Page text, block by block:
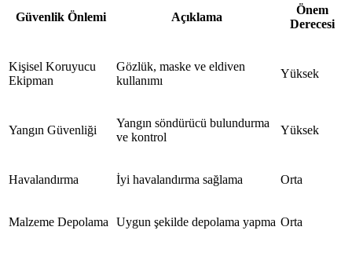
Güvenlik Önlemi Açıklama
Önem
Derecesi
Kişisel Koruyucu
Ekipman
Gözlük, maske ve eldiven
kullanımı
Yüksek
Yangın Güvenliği
Yangın söndürücü bulundurma
ve kontrol
Yüksek
Havalandırma İyi havalandırma sağlama Orta
Malzeme Depolama Uygun şekilde depolama yapma Orta